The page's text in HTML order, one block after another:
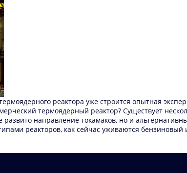
реактора уже строится опытная
термоядерный реактор? Существует
направление токамаков, но и
реакторов, как сейчас уживаются